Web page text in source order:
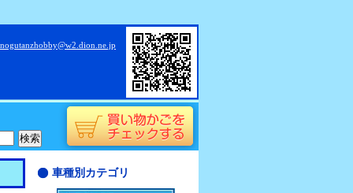
nogutanzhobby@w2.dion.ne.jp
車種別カテゴリ